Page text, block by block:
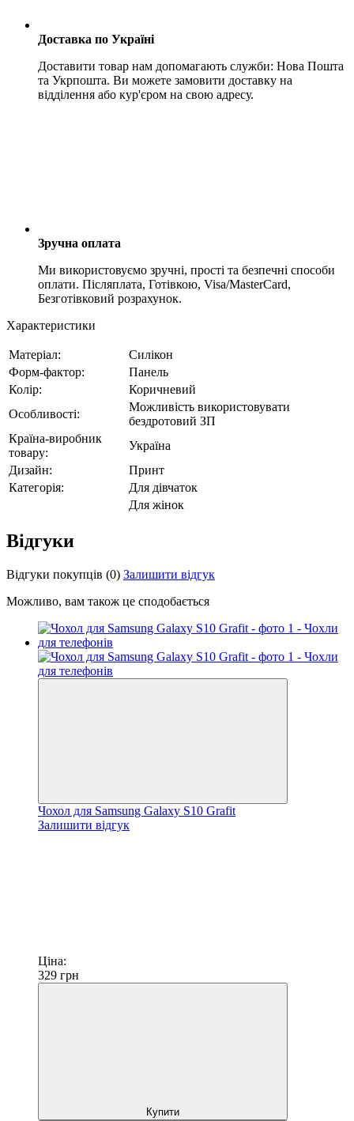
Доставка по Україні
Доставити товар нам допомагають служби: Нова Пошта
та Укрпошта. Ви можете замовити доставку на
відділення або кур'єром на свою адресу.
Зручна оплата
Ми використовуємо зручні, прості та безпечні способи
оплати. Післяплата, Готівкою, Visa/MasterCard,
Безготівковий розрахунок.
Характеристики
Матеріал:
Силікон
Форм-фактор:
Панель
Колір:
Коричневий
Особливості:
Можливість використовувати
бездротовий ЗП
Країна-виробник
товару:
Україна
Дизайн:
Принт
Категорія:
Для дівчаток
Для жінок
Відгуки
Відгуки покупців (0) Залишити відгук
Можливо, вам також це сподобається
Чохол для Samsung Galaxy S10 Grafit
Залишити відгук
Ціна:
329 грн
Купити